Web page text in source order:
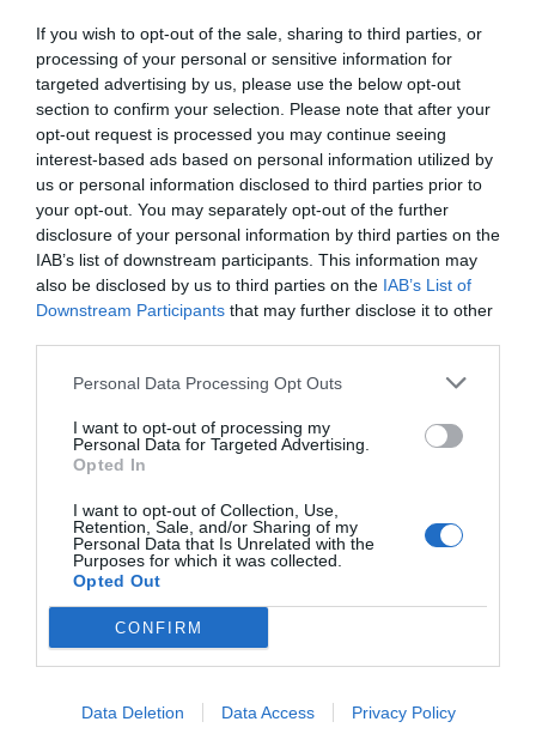
If you wish to opt-out of the sale, sharing to third parties, or
processing of your personal or sensitive information for
targeted advertising by us, please use the below opt-out
section to confirm your selection. Please note that after your
opt-out request is processed you may continue seeing
interest-based ads based on personal information utilized by
us or personal information disclosed to third parties prior to
your opt-out. You may separately opt-out of the further
disclosure of your personal information by third parties on the
IAB’s list of downstream participants. This information may
also be disclosed by us to third parties on the IAB’s List of
Downstream Participants that may further disclose it to other
Personal Data Processing Opt Outs
I want to opt-out of processing my
Personal Data for Targeted Advertising.
Opted In
I want to opt-out of Collection, Use,
Retention, Sale, and/or Sharing of my
Personal Data that Is Unrelated with the
Purposes for which it was collected.
Opted Out
CONFIRM
Data Deletion Data Access Privacy Policy
Τα βασικά ευρήματα της έρευνας ήταν τα εξής:
* Έξι στις 10 (59%) επιχειρήσεις στο λιανικό
εμπόριο κατέγραψαν χειρότερες πωλήσεις κατά τη
διάρκεια των θερινών εκπτώσεων συγκριτικά με
πέρυσι, ενώ μόλις 1 στις 10, κυρίως πολύ μεγάλες
επιχειρήσεις, κατέγραψαν θετικό πρόσημο.
(47%) εμφανίστηκαν λίγο έως καθόλου
ικανοποιημένες από τις πωλήσεις τους κατά την
περίοδο των θερινών εκπτώσεων.
* Η επιθυμία προσέλκυσης καταναλωτών ωθεί 4
στους 10 επιχειρηματίες (37%) να διατηρήσουν τις
χαμηλές τιμές και τις προσφορές και μετά το
επίσημο πέρας αυτών, παρά το περιοριστικό
θεσμικό πλαίσιο.
* Υπό αυτό το πρίσμα, δεν αποτελεί έκπληξη το